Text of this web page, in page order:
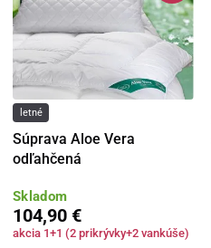
letné
Súprava Aloe Vera
odľahčená
Skladom
104,90 €
akcia 1+1 (2 prikrývky+2 vankúše)